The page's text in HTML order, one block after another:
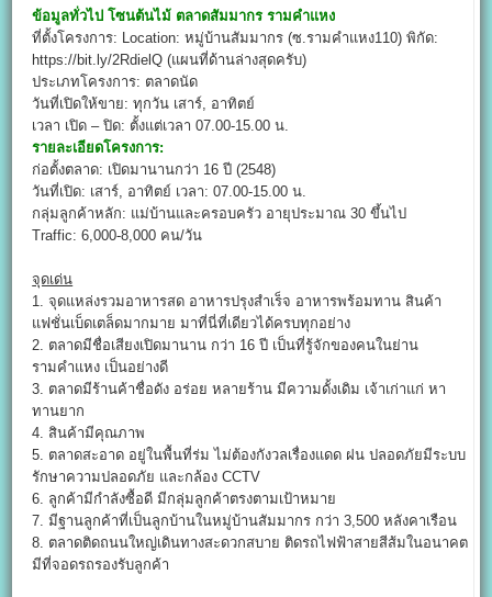
ข้อมูลทั่วไป โซนต้นไม้ ตลาดสัมมากร รามคำแหง
ที่ตั้งโครงการ: Location: หมู่บ้านสัมมากร (ซ.รามคำแหง110) พิกัด:
https://bit.ly/2RdielQ (แผนที่ด้านล่างสุดครับ)
ประเภทโครงการ: ตลาดนัด
วันที่เปิดให้ขาย: ทุกวัน เสาร์, อาทิตย์
เวลา เปิด – ปิด: ตั้งแต่เวลา 07.00-15.00 น.
รายละเอียดโครงการ:
ก่อตั้งตลาด: เปิดมานานกว่า 16 ปี (2548)
วันที่เปิด: เสาร์, อาทิตย์ เวลา: 07.00-15.00 น.
กลุ่มลูกค้าหลัก: แม่บ้านและครอบครัว อายุประมาณ 30 ขึ้นไป
Traffic: 6,000-8,000 คน/วัน
จุดเด่น
1. จุดแหล่งรวมอาหารสด อาหารปรุงสำเร็จ อาหารพร้อมทาน สินค้า
แฟชั่นเบ็ดเตล็ดมากมาย มาที่นี่ที่เดียวได้ครบทุกอย่าง
2. ตลาดมีชื่อเสียงเปิดมานาน กว่า 16 ปี เป็นที่รู้จักของคนในย่าน
รามคำแหง เป็นอย่างดี
3. ตลาดมีร้านค้าชื่อดัง อร่อย หลายร้าน มีความดั้งเดิม เจ้าเก่าแก่ หา
ทานยาก
4. สินค้ามีคุณภาพ
5. ตลาดสะอาด อยู่ในพื้นที่ร่ม ไม่ต้องกังวลเรื่องแดด ฝน ปลอดภัยมีระบบ
รักษาความปลอดภัย และกล้อง CCTV
6. ลูกค้ามีกำลังซื้อดี มีกลุ่มลูกค้าตรงตามเป้าหมาย
7. มีฐานลูกค้าที่เป็นลูกบ้านในหมู่บ้านสัมมากร กว่า 3,500 หลังคาเรือน
8. ตลาดติดถนนใหญ่เดินทางสะดวกสบาย ติดรถไฟฟ้าสายสีส้มในอนาคต
มีที่จอดรถรองรับลูกค้า